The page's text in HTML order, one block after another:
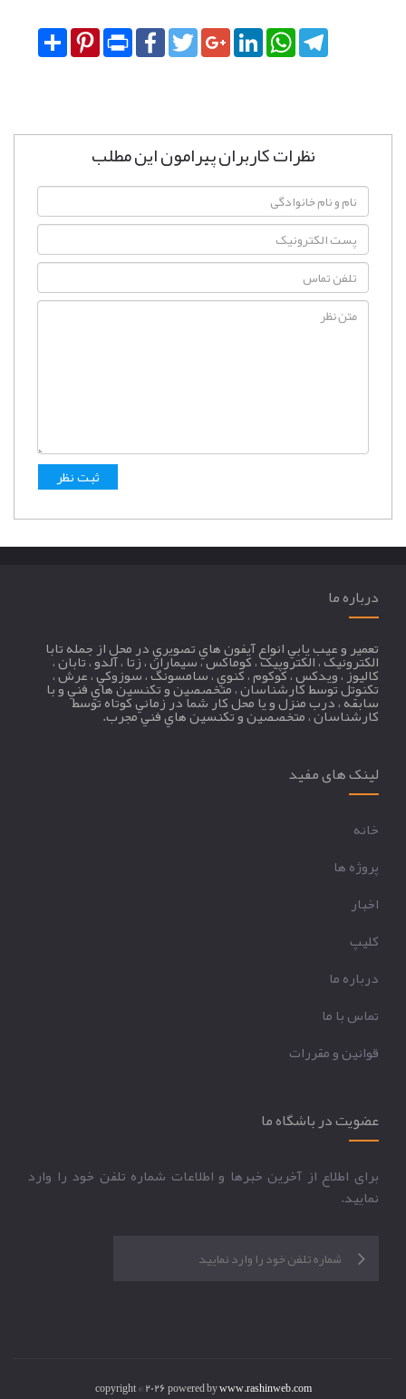
SharePinterestPrint FacebookTwitterGoogle+LinkedInWhatsApp
نظرات کاربران پیرامون این مطلب
درباره ما
تعمير و عيب يابي انواع آيفون هاي تصويري در محل از جمله تابا
الکترونيک ، الکتروپيک ، کوماکس ، سيماران ، زتا ، آلدو ، تابان ،
کاليوز ، ويدکس ، کوکوم ، کنوي ، سامسونگ ، سوزوکي ، عرش ،
تکنوتل توسط کارشناسان ، متخصصين و تکنسين هاي فني و با
سابقه ، درب منزل و يا محل کار شما در زماني کوتاه توسط
کارشناسان ، متخصصين و تکنسين هاي فني مجرب.
لینک های مفید
خانه
پروژه ها
اخبار
کليپ
درباره ما
تماس با ما
قوانين و مقررات
عضویت در باشگاه ما
برای اطلاع از آخرین خبرها و اطلاعات شماره تلفن خود را وارد
نمایید.
copyright © 2026 powered bywww.rashinweb.com